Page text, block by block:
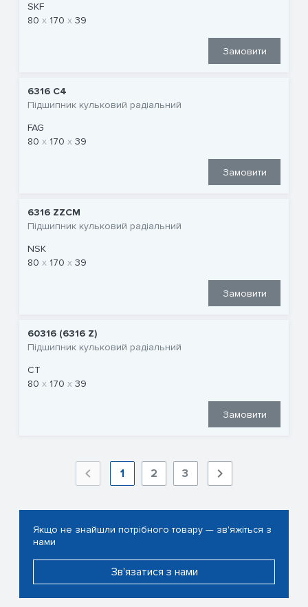
SKF
80
170 39
Замовити
6316 C4
Підшипник кульковий радіальний
FAG
80
170 39
Замовити
6316 ZZCM
Підшипник кульковий радіальний
NSK
80
170 39
Замовити
60316 (6316 Z)
Підшипник кульковий радіальний
CT
80
170 39
Замовити
1 2 3
Якщо не знайшли потрібного товару — зв'яжіться з
нами
Зв'язатися з нами